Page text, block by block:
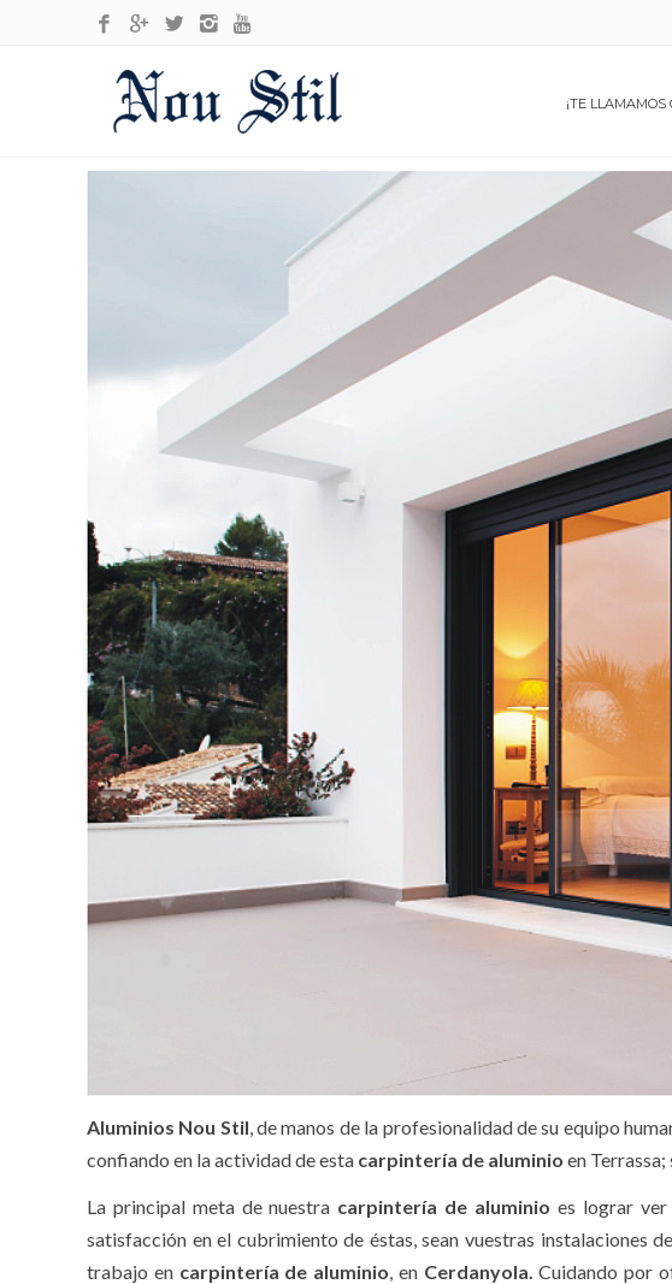
¡TE LLAMAMOS
Aluminios Nou Stil, de manos de la profesionalidad de su equipo
confiando en la actividad de esta carpintería de aluminio en
La principal meta de nuestra carpintería de aluminio es lograr ver
satisfacción en el cubrimiento de éstas, sean vuestras instalaciones
trabajo en carpintería de aluminio, enCerdanyola.Cuidando por